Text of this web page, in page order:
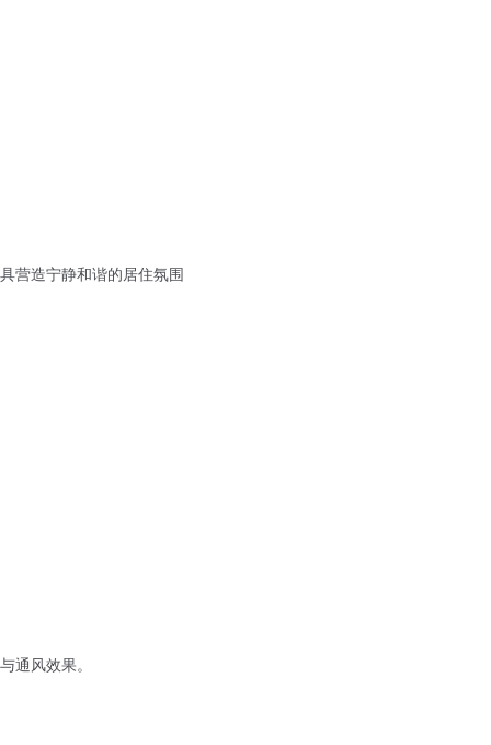
营造宁静和谐的居住氛围
通风效果。